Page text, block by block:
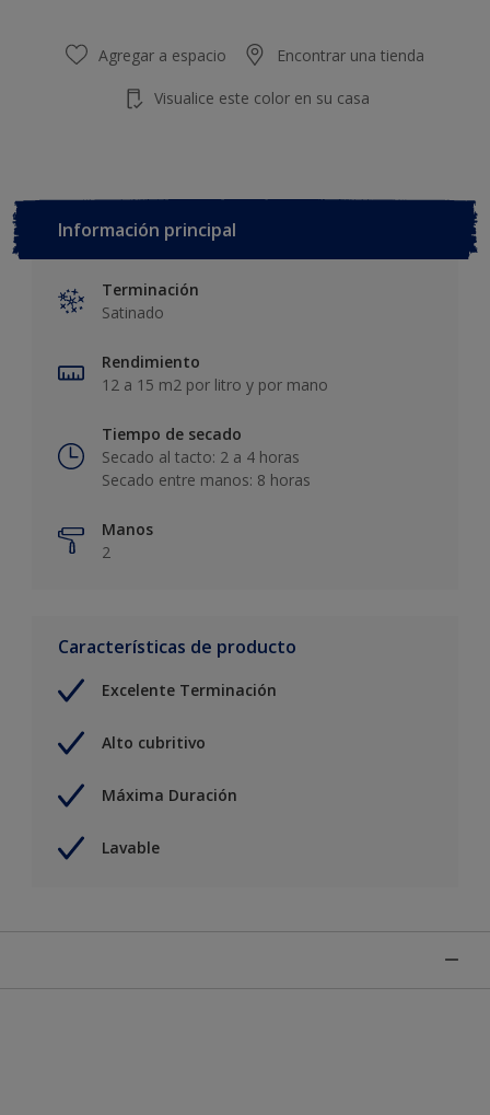
Agregar a espacio Encontrar una tienda
Visualice este color en su casa
Información principal
Terminación
Satinado
Rendimiento
12 a 15 m2 por litro y por mano
Tiempo de secado
Secado al tacto: 2 a 4 horas
Secado entre manos: 8 horas
Manos
2
Características de producto
Excelente Terminación
Alto cubritivo
Máxima Duración
Lavable